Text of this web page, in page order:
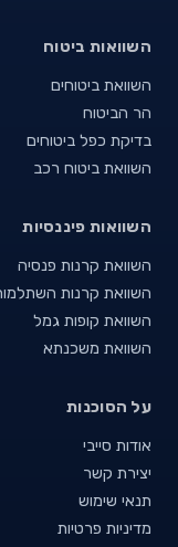
השוואות ביטוח
השוואת ביטוחים
הר הביטוח
בדיקת כפל ביטוחים
השוואת ביטוח רכב
השוואות פיננסיות
השוואת קרנות פנסיה
השוואת קרנות
השוואת קופות גמל
השוואת משכנתא
על הסוכנות
אודות סייבי
יצירת קשר
תנאי שימוש
מדיניות פרטיות